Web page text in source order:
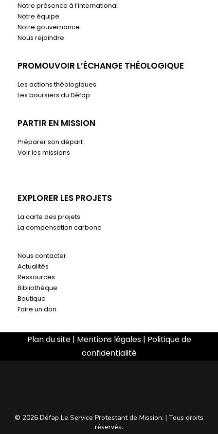
Notre présence à l’international
Notre équipe
Notre gouvernance
Nous rejoindre
PROMOUVOIR L’ÉCHANGE THÉOLOGIQUE
Les actions théologiques
Les boursiers du Défap
PARTIR EN MISSION
Préparer son départ
Voir les missions
EXPLORER LES PROJETS
La carte des projets
La compensation carbone
Nous contacter
Actualités
Ressources
Bibliothèque
Boutique
Faire un don
Plan du site| Mentions légales| Politique de
confidentialité
© 2026 Défap Le Service Protestant de Mission. | Tous droits
réservés.